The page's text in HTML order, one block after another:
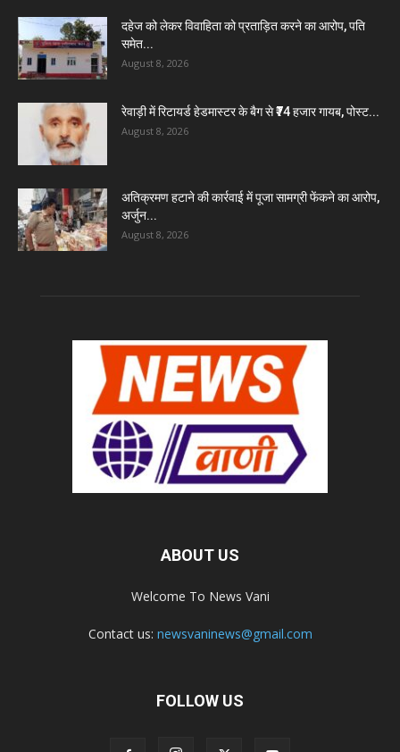
दहेज को लेकर विवाहिता को प्रताड़ित करने का आरोप, पति
समेत...
August 8, 2026
रेवाड़ी में रिटायर्ड हेडमास्टर के बैग से ₹74 हजार गायब, पोस्ट...
August 8, 2026
अतिक्रमण हटाने की कार्रवाई में पूजा सामग्री फेंकने का आरोप,
अर्जुन...
August 8, 2026
ABOUT US
Welcome To News Vani
Contact us: newsvaninews@gmail.com
FOLLOW US